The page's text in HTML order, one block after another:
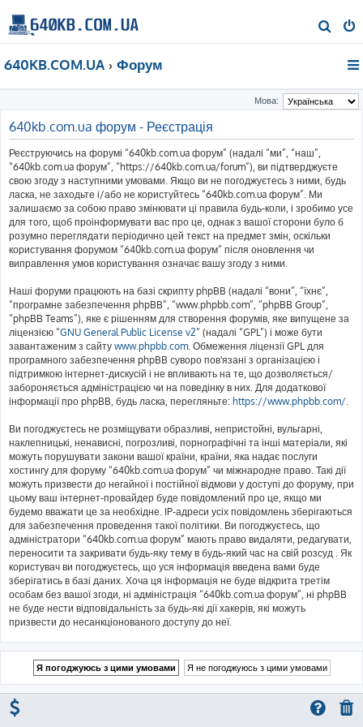
о
к
640KB.COM.UA Форум
Мова:
640kb.com.ua форум - Реєстрація
Реєструючись на форумі “640kb.com.ua форум” (надалі “ми”, “наш”,
“640kb.com.ua форум”, “https://640kb.com.ua/forum”), ви підтверджуєте
свою згоду з наступними умовами. Якщо ви не погоджуєтесь з ними, будь
ласка, не заходьте і/або не користуйтесь “640kb.com.ua форум”. Ми
залишаємо за собою право змінювати ці правила будь-коли, і зробимо усе
для того, щоб проінформувати вас про це, однак з вашої сторони було б
розумно переглядати періодично цей текст на предмет змін, оскільки
користування форумом “640kb.com.ua форум” після оновлення чи
виправлення умов користування означає вашу згоду з ними.
Наші форуми працюють на базі скрипту phpBB (надалі “вони”, “їхнє”,
“програмне забезпечення phpBB”, “www.phpbb.com”, “phpBB Group”,
“phpBB Teams”), яке є рішенням для створення форумів, яке випущене за
ліцензією “GNU General Public License v2” (надалі “GPL”) і може бути
завантаженим з сайту www.phpbb.com. Обмеження ліцензії GPL для
програмного забезпечення phpBB суворо пов'язані з організацією і
підтримкою інтернет-дискусій і не впливають на те, що дозволяється/
забороняється адміністрацією чи на поведінку в них. Для додаткової
інформації про phpBB, будь ласка, перегляньте: https://www.phpbb.com/.
Ви погоджуєтесь не розміщувати образливі, непристойні, вульгарні,
наклепницькі, ненависні, погрозливі, порнографічні та інші матеріали, які
можуть порушувати закони вашої країни, країни, яка надає послуги
хостингу для форуму “640kb.com.ua форум” чи міжнародне право. Такі дії
можуть призвести до негайної і постійної відмови у доступі до форуму, при
цьому ваш інтернет-провайдер буде повідомлений про це, якщо ми
будемо вважати це за необхідне. IP-адреси усіх повідомлень зберігаються
для забезпечення проведення такої політики. Ви погоджуєтесь, що
адміністратори “640kb.com.ua форум” мають право видаляти, редагувати,
переносити та закривати будь-яку тему в будь-який час на свій розсуд . Як
користувач ви погоджуєтесь, що уся інформація введена вами буде
зберігатись в базі даних. Хоча ця інформація не буде відкрита третім
особам без вашої згоди, ні адміністрація “640kb.com.ua форум”, ні phpBB
не буде нести відповідальність за будь-які дії хакерів, які можуть
призвести до несанкціонованого доступу до неї.